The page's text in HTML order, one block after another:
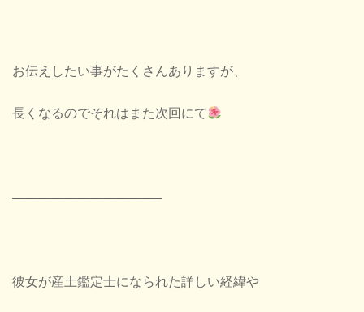
お伝えしたい事がたくさんありますが、
長くなるのでそれはまた次回にて
———————————–
彼女が産土鑑定士になられた詳しい経緯や